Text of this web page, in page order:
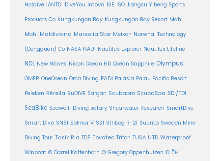
Hotdive IANTD iDiveYou Intova ISE ISO Jiangsu Yiheng Sports
Products Co Kungkungan Bay Kungkungan Bay Resort Mahi
Mahi Maldiviana Marselia Star Meikon Narwhal Technology
(Dongguan) Co NASA NAUI Nautilus Explorer Nautilus Lifeline
NDL New Waves Nikon Ocean HD Ocean Sapphire Olympus
OMER OneOcean Orca Diving PADI Palasia Palau Pacific Resort
Peleken Ritrella RuDIVE Sargan Scubapro ScubaSpa SDI/TDI
SeaBike Seawolf-Diving safary Shearwater Research SmartDive
Smart Dive SNSI Solmar V SSI Stribog R-21 Suunto Sweden Mine
Diving Tour Tasik Ria TDE Tovatec Triton TUSA UTD Waterproof
Winboat © Darrel Kattenhorn © Gregory Oppenhuizen © Ён